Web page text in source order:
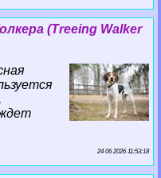
(Treeing Walker
24 06 2026 11:53:18